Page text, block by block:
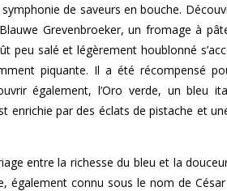
de saveurs en bouche.
Blauwe Grevenbroeker, un fromage à
peu salé et légèrement houblonné
piquante. Il a été récompensé
également, l’Oro verde, un bleu
enrichie par des éclats de pistache et
entre la richesse du bleu et la
également connu sous le nom de